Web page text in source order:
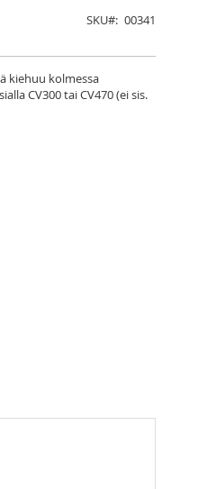
SKU 00341
kiehuu kolmessa
CV300 tai CV470 (ei sis.